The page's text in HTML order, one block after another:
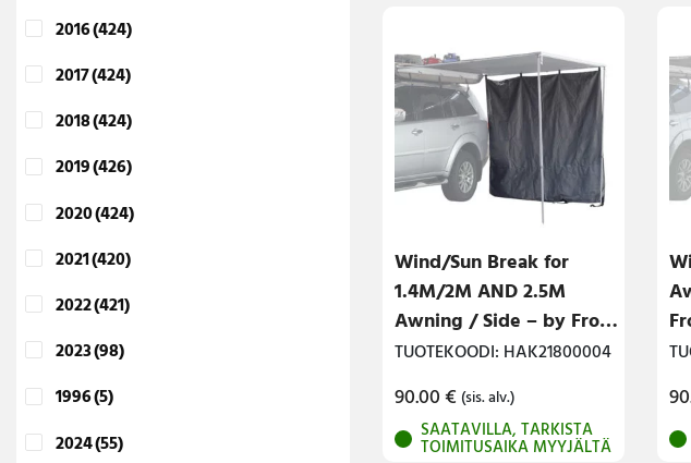
2016(424)
2017(424)
2018(424)
2019(426)
2020(424)
2021(420)
2022(421)
2023(98)
1996(5)
2024(55)
Wind/Sun Break for
1.4M/2M AND 2.5M
Awning / Side – by Front
Runner
TUOTEKOODI: HAK21800004
90.00€ (sis. alv.)
SAATAVILLA, TARKISTA
TOIMITUSAIKA MYYJÄLTÄ